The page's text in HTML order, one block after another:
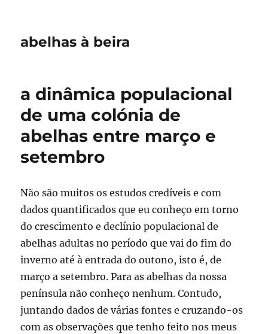
abelhas à beira
a dinâmica populacional
de uma colónia de
abelhas entre março e
setembro
Não são muitos os estudos credíveis e com
dados quantificados que eu conheço em torno
do crescimento e declínio populacional de
abelhas adultas no período que vai do fim do
inverno até à entrada do outono, isto é, de
março a setembro. Para as abelhas da nossa
península não conheço nenhum. Contudo,
juntando dados de várias fontes e cruzando-os
com as observações que tenho feito nos meus